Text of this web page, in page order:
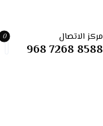
مركز الاتصال
968 7268 8588